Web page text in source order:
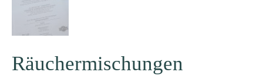
Räuchermischungen